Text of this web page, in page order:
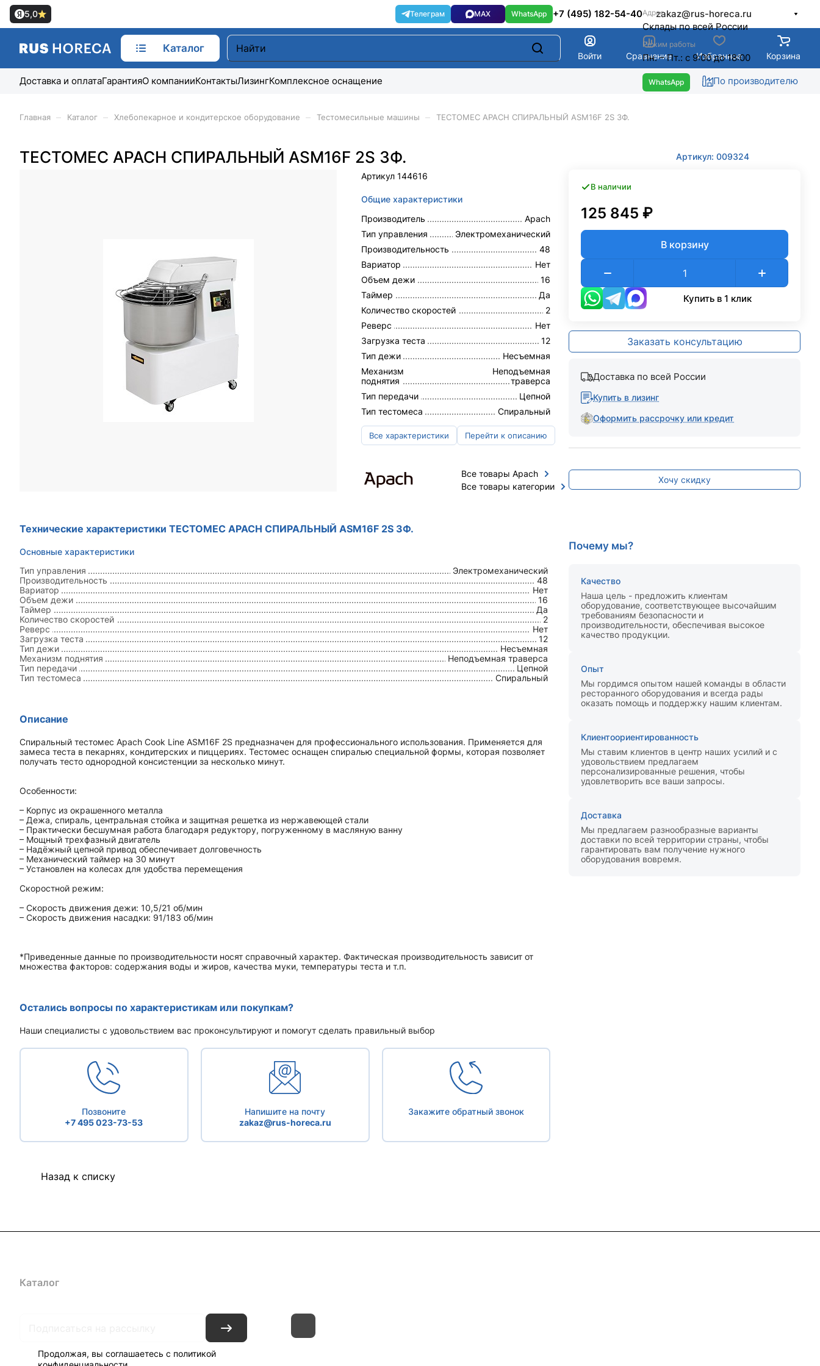
5,0 zakaz@rus-horeca.ru
+7 (495) 182-54-40Адрес
Cклады по всей России
Режим работы
Пн. – Пт.: с 9:00 до 18:00
Каталог
Войти Сравнение Избранное Корзина
Доставка и оплатаГарантияО компанииКонтактыЛизингКомплексное оснащение По производителю
Главная Каталог Хлебопекарное и кондитерское оборудование Тестомесильные машины ТЕСТОМЕС APACH СПИРАЛЬНЫЙ ASM16F 2S 3Ф.
ТЕСТОМЕС APACH СПИРАЛЬНЫЙ ASM16F 2S 3Ф.
Артикул: 009324
Артикул144616
Общие характеристики
Производитель
Apach
Тип управления
Электромеханический
Производительность
48
Вариатор
Нет
Объем дежи
16
Таймер
Да
Количество скоростей
2
Реверс
Нет
Загрузка теста
12
Тип дежи
Несъемная
Механизм
поднятия
Неподъемная
траверса
Тип передачи
Цепной
Тип тестомеса
Спиральный
Все характеристики Перейти к описанию
Все товары Apach
Все товары категории
Технические характеристики ТЕСТОМЕС APACH СПИРАЛЬНЫЙ ASM16F 2S 3Ф.
Основные характеристики
Тип управления
Электромеханический
Производительность
48
Вариатор
Нет
Объем дежи
16
Таймер
Да
Количество скоростей
2
Реверс
Нет
Загрузка теста
12
Тип дежи
Несъемная
Механизм поднятия
Неподъемная траверса
Тип передачи
Цепной
Тип тестомеса
Спиральный
Описание
Спиральный тестомес Apach Cook Line ASM16F 2S предназначен для профессионального использования. Применяется для
замеса теста в пекарнях, кондитерских и пиццериях. Тестомес оснащен спиралью специальной формы, которая позволяет
получать тесто однородной консистенции за несколько минут.
Особенности:
– Корпус из окрашенного металла
– Дежа, спираль, центральная стойка и защитная решетка из нержавеющей стали
– Практически бесшумная работа благодаря редуктору, погруженному в масляную ванну
– Мощный трехфазный двигатель
– Надёжный цепной привод обеспечивает долговечность
– Механический таймер на 30 минут
– Установлен на колесах для удобства перемещения
Скоростной режим:
– Скорость движения дежи: 10,5/21 об/мин
– Скорость движения насадки: 91/183 об/мин
*Приведенные данные по производительности носят справочный характер. Фактическая производительность зависит от
множества факторов: содержания воды и жиров, качества муки, температуры теста и т.п.
Остались вопросы по характеристикам или покупкам?
Наши специалисты с удовольствием вас проконсультируют и помогут сделать правильный выбор
Позвоните
+7 495 023-73-53
Напишите на почту
zakaz@rus-horeca.ru
Закажите обратный звонок
В наличии
125 845 ₽
В корзину
Купить в 1 клик
Заказать консультацию
Доставка по всей России
Купить в лизинг
Оформить рассрочку или кредит
Хочу скидку
Почему мы?
Качество
Наша цель - предложить клиентам
оборудование, соответствующее высочайшим
требованиям безопасности и
производительности, обеспечивая высокое
качество продукции.
Опыт
Мы гордимся опытом нашей команды в области
ресторанного оборудования и всегда рады
оказать помощь и поддержку нашим клиентам.
Клиентоориентированность
Мы ставим клиентов в центр наших усилий и с
удовольствием предлагаем
персонализированные решения, чтобы
удовлетворить все ваши запросы.
Доставка
Мы предлагаем разнообразные варианты
доставки по всей территории страны, чтобы
гарантировать вам получение нужного
оборудования вовремя.
Назад к списку
Каталог
Продолжая, вы соглашаетесь с политикой